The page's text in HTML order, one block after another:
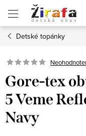
obsah
Detské topánky
Gore-tex
5 Veme
Navy